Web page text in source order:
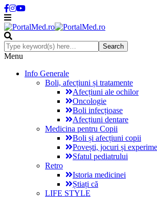
Menu
Info Generale
Boli, afecțiuni și tratamente
Afecțiuni ale ochilor
Oncologie
Boli infecțioase
Afecțiuni dentare
Medicina pentru Copii
Boli și afecțiuni copii
Povești, jocuri și
Sfatul pediatrului
Retro
Istoria medicinei
Știați că
LIFE STYLE